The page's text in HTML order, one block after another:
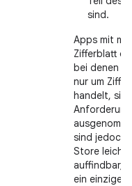
sind.
Apps mit
Zifferblatt
bei denen
nur um
handelt,
Anforderung
sind jedoch
Store
auffindbar,
ein einziges